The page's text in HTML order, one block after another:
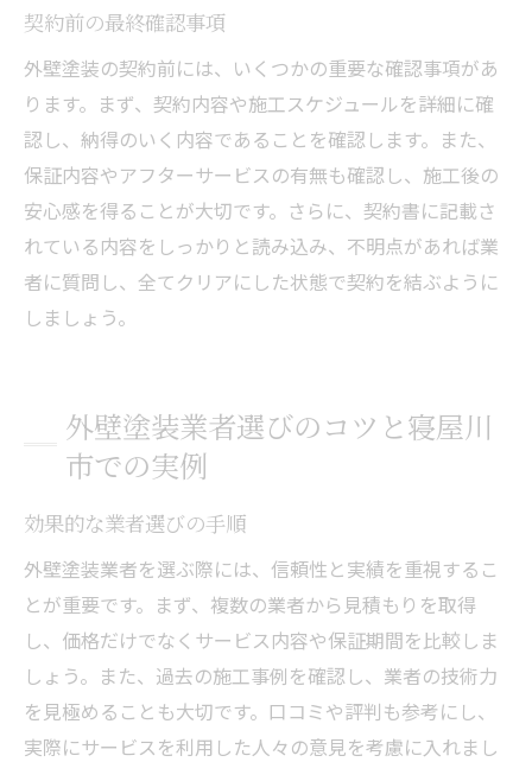
契約前の最終確認事項
外壁塗装の契約前には、いくつかの重要な確認事項があ
ります。まず、契約内容や施工スケジュールを詳細に確
認し、納得のいく内容であることを確認します。また、
保証内容やアフターサービスの有無も確認し、施工後の
安心感を得ることが大切です。さらに、契約書に記載さ
れている内容をしっかりと読み込み、不明点があれば業
者に質問し、全てクリアにした状態で契約を結ぶように
しましょう。
外壁塗装業者選びのコツと寝屋川
市での実例
効果的な業者選びの手順
外壁塗装業者を選ぶ際には、信頼性と実績を重視するこ
とが重要です。まず、複数の業者から見積もりを取得
し、価格だけでなくサービス内容や保証期間を比較しま
しょう。また、過去の施工事例を確認し、業者の技術力
を見極めることも大切です。口コミや評判も参考にし、
実際にサービスを利用した人々の意見を考慮に入れまし